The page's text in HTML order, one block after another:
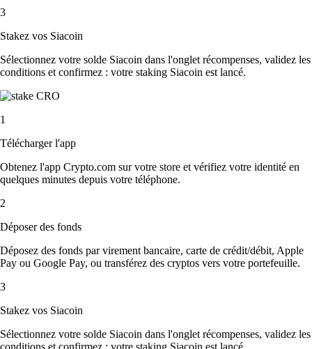
3
Stakez vos Siacoin
Sélectionnez votre solde Siacoin dans l'onglet récompenses, validez les
conditions et confirmez : votre staking Siacoin est lancé.
1
Télécharger l'app
Obtenez l'app Crypto.com sur votre store et vérifiez votre identité en
quelques minutes depuis votre téléphone.
2
Déposer des fonds
Déposez des fonds par virement bancaire, carte de crédit/débit, Apple
Pay ou Google Pay, ou transférez des cryptos vers votre portefeuille.
3
Stakez vos Siacoin
Sélectionnez votre solde Siacoin dans l'onglet récompenses, validez les
conditions et confirmez : votre staking Siacoin est lancé.